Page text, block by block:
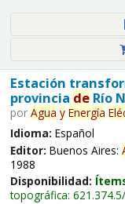
Estación
provincia deRío
por Agua y Energía
Idioma: Español
Editor: Buenos Aires:
1988
Disponibilidad:
topográfica: